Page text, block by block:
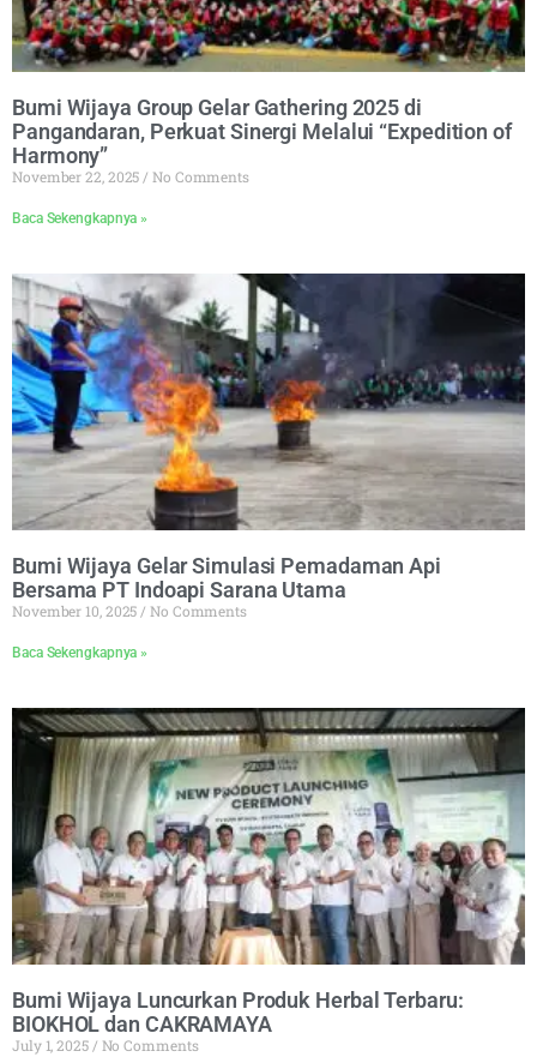
Bumi Wijaya Group Gelar Gathering 2025 di
Pangandaran, Perkuat Sinergi Melalui “Expedition of
Harmony”
November 22, 2025 No Comments
Baca Sekengkapnya »
Bumi Wijaya Gelar Simulasi Pemadaman Api
Bersama PT Indoapi Sarana Utama
November 10, 2025 No Comments
Baca Sekengkapnya »
Bumi Wijaya Luncurkan Produk Herbal Terbaru:
BIOKHOL dan CAKRAMAYA
July 1, 2025 No Comments